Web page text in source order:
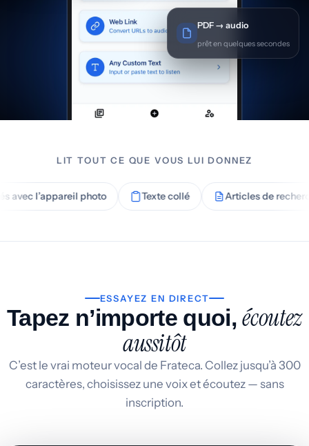
PDF → audio
prêt en quelques secondes
LIT TOUT CE QUE VOUS LUI DONNEZ
photo Texte collé Articles de recherche
ESSAYEZ EN DIRECT
Tapez n’importe quoi,écoutez
aussitôt
C’est le vrai moteur vocal de Frateca. Collez jusqu’à 300
caractères, choisissez une voix et écoutez — sans
inscription.